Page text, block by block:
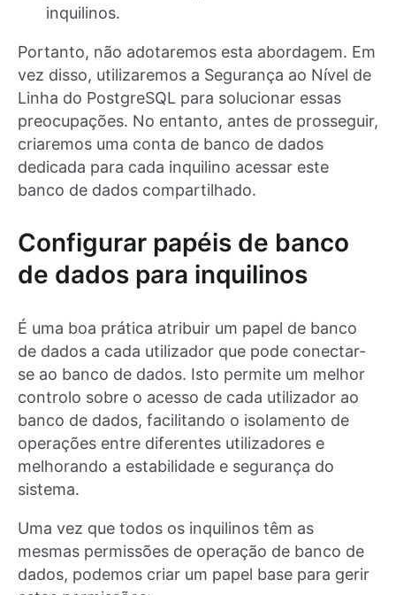
inquilinos.
Portanto, não adotaremos esta abordagem. Em
vez disso, utilizaremos a Segurança ao Nível de
Linha do PostgreSQL para solucionar essas
preocupações. No entanto, antes de prosseguir,
criaremos uma conta de banco de dados
dedicada para cada inquilino acessar este
banco de dados compartilhado.
Configurar papéis de banco
de dados para inquilinos
É uma boa prática atribuir um papel de banco
de dados a cada utilizador que pode conectar-
se ao banco de dados. Isto permite um melhor
controlo sobre o acesso de cada utilizador ao
banco de dados, facilitando o isolamento de
operações entre diferentes utilizadores e
melhorando a estabilidade e segurança do
sistema.
Uma vez que todos os inquilinos têm as
mesmas permissões de operação de banco de
dados, podemos criar um papel base para gerir